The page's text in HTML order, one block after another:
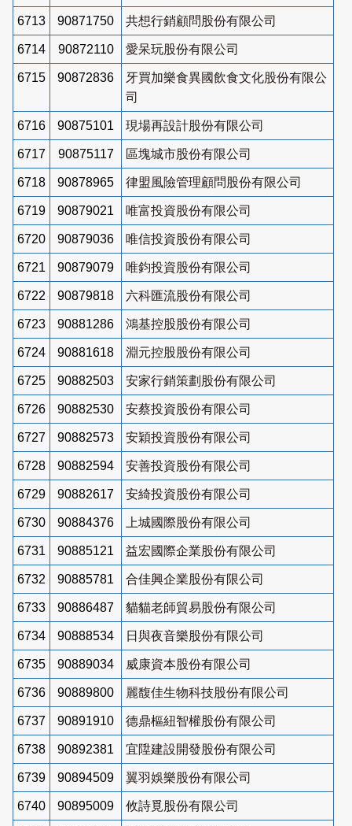
6713 90871750 共想行銷顧問股份有限公司
6714 90872110 愛呆玩股份有限公司
6715 90872836
牙買加樂食異國飲食文化股份有限公
司
6716 90875101 現場再設計股份有限公司
6717 90875117 區塊城市股份有限公司
6718 90878965 律盟風險管理顧問股份有限公司
6719 90879021 唯富投資股份有限公司
6720 90879036 唯信投資股份有限公司
6721 90879079 唯鈞投資股份有限公司
6722 90879818 六科匯流股份有限公司
6723 90881286 鴻基控股股份有限公司
6724 90881618 淵元控股股份有限公司
6725 90882503 安家行銷策劃股份有限公司
6726 90882530 安蔡投資股份有限公司
6727 90882573 安穎投資股份有限公司
6728 90882594 安善投資股份有限公司
6729 90882617 安綺投資股份有限公司
6730 90884376 上城國際股份有限公司
6731 90885121 益宏國際企業股份有限公司
6732 90885781 合佳興企業股份有限公司
6733 90886487 貓貓老師貿易股份有限公司
6734 90888534 日與夜音樂股份有限公司
6735 90889034 威康資本股份有限公司
6736 90889800 麗馥佳生物科技股份有限公司
6737 90891910 德鼎樞紐智權股份有限公司
6738 90892381 宜陞建設開發股份有限公司
6739 90894509 翼羽娛樂股份有限公司
6740 90895009 攸詩覓股份有限公司